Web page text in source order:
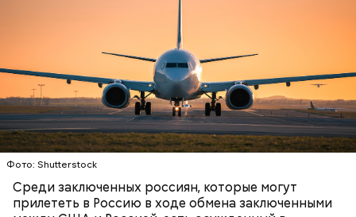
Фото: Shutterstock
Среди заключенных россиян, которые могут
прилететь в Россию в ходе обмена заключенными
Он также уточнил, что у человека крайне мало
шансов выжить, если он окажется на пути у акулы.
Ни один метод и способ защиты или обороны в
стрессовой ситуации не помогает, ведь у морского
обитателя больше преимуществ в воде как по
выносливости, так и по силе.
— Таких деревень много, их 95 в заповеднике. Это
вообще отдельный объект исследования, —